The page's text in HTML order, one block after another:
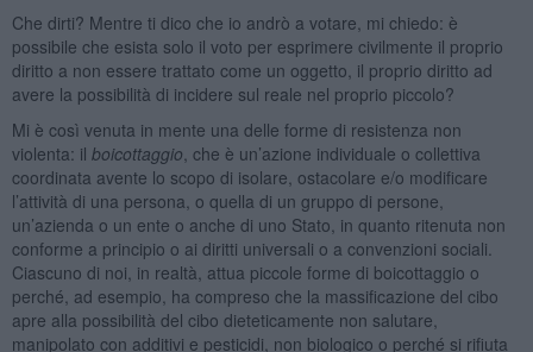
Che dirti? Mentre ti dico che io andrò a votare, mi chiedo: è
possibile che esista solo il voto per esprimere civilmente il proprio
diritto a non essere trattato come un oggetto, il proprio diritto ad
avere la possibilità di incidere sul reale nel proprio piccolo?
Mi è così venuta in mente una delle forme di resistenza non
violenta: il boicottaggio , che è un’azione individuale o collettiva
coordinata avente lo scopo di isolare, ostacolare e/o modificare
l’attività di una persona, o quella di un gruppo di persone,
un’azienda o un ente o anche di uno Stato, in quanto ritenuta non
conforme a principio o ai diritti universali o a convenzioni sociali.
Ciascuno di noi, in realtà, attua piccole forme di boicottaggio o
perché, ad esempio, ha compreso che la massificazione del cibo
apre alla possibilità del cibo dieteticamente non salutare,
manipolato con additivi e pesticidi, non biologico o perché si rifiuta